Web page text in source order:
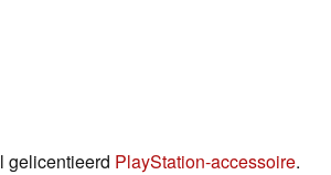
gelicentieerd PlayStation-accessoire.